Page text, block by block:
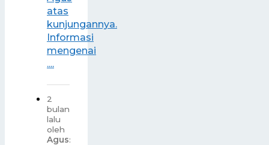
atas
kunjungannya.
Informasi
mengenai
....
2
bulan
lalu
oleh
Agus: